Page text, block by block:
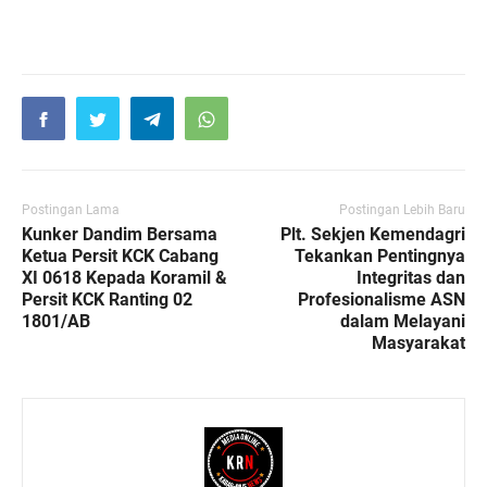
Postingan Lama
Kunker Dandim Bersama
Ketua Persit KCK Cabang
XI 0618 Kepada Koramil &
Persit KCK Ranting 02
1801/AB
Postingan Lebih Baru
Plt. Sekjen Kemendagri
Tekankan Pentingnya
Integritas dan
Profesionalisme ASN
dalam Melayani
Masyarakat